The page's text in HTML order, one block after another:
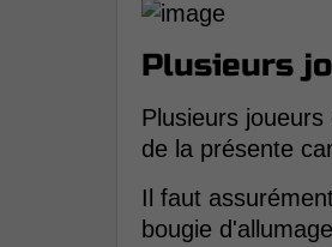
Plusieurs
Plusieurs
de la présente
Il faut
bougie